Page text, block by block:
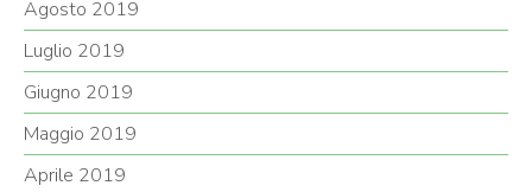
Agosto 2019
Luglio 2019
Giugno 2019
Maggio 2019
Aprile 2019